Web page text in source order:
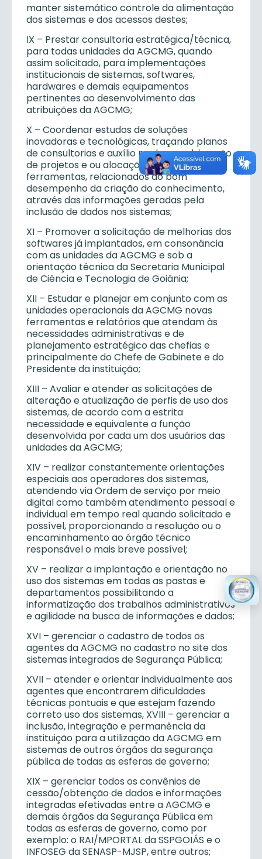
manter sistemático controle da alimentação
dos sistemas e dos acessos destes;
IX – Prestar consultoria estratégica/técnica,
para todas unidades da AGCMG, quando
assim solicitado, para implementações
institucionais de sistemas, softwares,
hardwares e demais equipamentos
pertinentes ao desenvolvimento das
atribuições da AGCMG;
X – Coordenar estudos de soluções
inovadoras e tecnológicas, traçando planos
de consultorias e auxílio no desenvolvimento
de projetos e ou alocações de recursos e
ferramentas, relacionados ao bom
desempenho da criação do conhecimento,
através das informações geradas pela
inclusão de dados nos sistemas;
XI – Promover a solicitação de melhorias dos
softwares já implantados, em consonância
com as unidades da AGCMG e sob a
orientação técnica da Secretaria Municipal
de Ciência e Tecnologia de Goiânia;
XII – Estudar e planejar em conjunto com as
unidades operacionais da AGCMG novas
ferramentas e relatórios que atendam às
necessidades administrativas e de
planejamento estratégico das chefias e
principalmente do Chefe de Gabinete e do
Presidente da instituição;
XIII – Avaliar e atender as solicitações de
alteração e atualização de perfis de uso dos
sistemas, de acordo com a estrita
necessidade e equivalente a função
desenvolvida por cada um dos usuários das
unidades da AGCMG;
XIV – realizar constantemente orientações
especiais aos operadores dos sistemas,
atendendo via Ordem de serviço por meio
digital como também atendimento pessoal e
individual em tempo real quando solicitado e
possível, proporcionando a resolução ou o
encaminhamento ao órgão técnico
responsável o mais breve possível;
XV – realizar a implantação e orientação no
uso dos sistemas em todas as pastas e
departamentos possibilitando a
informatização dos trabalhos administrativos
e agilidade na busca de informações e dados;
XVI – gerenciar o cadastro de todos os
agentes da AGCMG no cadastro no site dos
sistemas integrados de Segurança Pública;
XVII – atender e orientar individualmente aos
agentes que encontrarem dificuldades
técnicas pontuais e que estejam fazendo
correto uso dos sistemas, XVIII – gerenciar a
inclusão, integração e permanência da
instituição para a utilização da AGCMG em
sistemas de outros órgãos da segurança
pública de todas as esferas de governo;
XIX – gerenciar todos os convênios de
cessão/obtenção de dados e informações
integradas efetivadas entre a AGCMG e
demais órgãos da Segurança Pública em
todas as esferas de governo, como por
exemplo: o RAI/MPORTAL da SSPGOIÁS e o
INFOSEG da SENASP-MJSP, entre outros;